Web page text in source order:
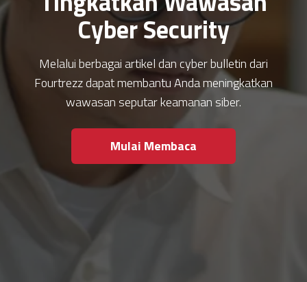
Cyber Security
Melalui berbagai artikel dan cyber bulletin dari
Fourtrezz dapat membantu Anda meningkatkan
wawasan seputar keamanan siber.
Mulai Membaca